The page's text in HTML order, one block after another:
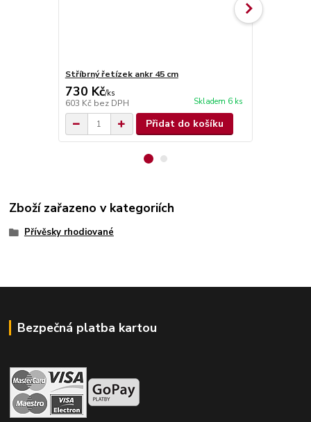
Stříbrný řetízek ankr 45 cm
730 Kč/ks
603 Kč bez DPH Skladem 6 ks
Přidat do košíku
Zboží zařazeno v kategoriích
Přívěsky rhodiované
Bezpečná platba kartou